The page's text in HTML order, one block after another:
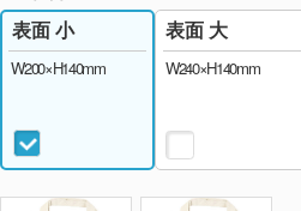
表面 小
W200×H140mm
表面 大
W240×H140mm